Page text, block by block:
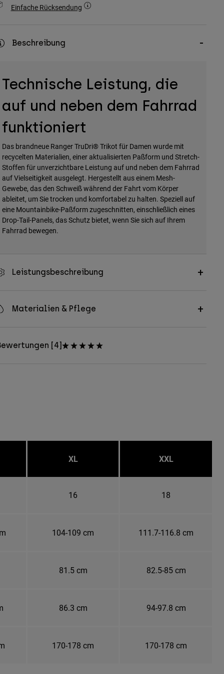
Einfache Rücksendung
Beschreibung
Technische Leistung, die
auf und neben dem Fahrrad
funktioniert
Das brandneue Ranger TruDri® Trikot für Damen wurde mit
recycelten Materialien, einer aktualisierten Paßform und Stretch-
Stoffen für unverzichtbare Leistung auf und neben dem Fahrrad
auf Vielseitigkeit ausgelegt. Hergestellt aus einem Mesh-
Gewebe, das den Schweiß während der Fahrt vom Körper
ableitet, um Sie trocken und komfortabel zu halten. Speziell auf
eine Mountainbike-Paßform zugeschnitten, einschließlich eines
Drop-Tail-Panels, das Schutz bietet, wenn Sie sich auf Ihrem
Fahrrad bewegen.
Leistungsbeschreibung
Materialien & Pflege
[4]
XL XXL
16 18
104-109 cm 111.7-116.8 cm
81.5 cm 82.5-85 cm
86.3 cm 94-97.8 cm
170-178 cm 170-178 cm